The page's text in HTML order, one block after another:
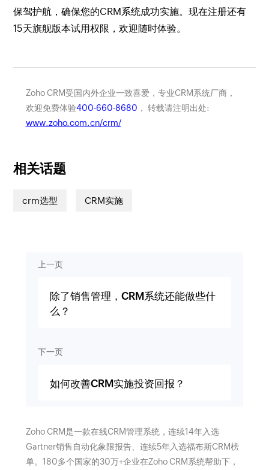
保驾护航，确保您的CRM系统成功实施。现在注册还有
15天旗舰版本试用权限，欢迎随时体验。
Zoho CRM受国内外企业一致喜爱，专业CRM系统厂商，
欢迎免费体验400-660-8680 ， 转载请注明出处:
www.zoho.com.cn/crm/
相关话题
crm选型 CRM实施
上一页
除了销售管理，CRM系统还能做些什
么？
下一页
如何改善CRM实施投资回报？
Zoho CRM是一款在线CRM管理系统，连续14年入选
Gartner销售自动化象限报告、连续5年入选福布斯CRM榜
单。180多个国家的30万+企业在Zoho CRM系统帮助下，